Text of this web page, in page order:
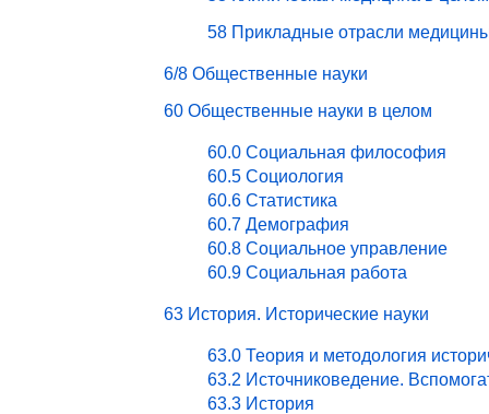
58 Прикладные отрасли
6/8 Общественные науки
60 Общественные науки в целом
60.0 Социальная философия
60.5 Социология
60.6 Статистика
60.7 Демография
60.8 Социальное управление
60.9 Социальная работа
63 История. Исторические науки
63.0 Теория и методология
63.2 Источниковедение.
63.3 История